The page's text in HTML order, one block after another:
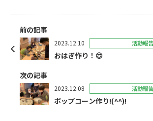
前の記事
2023.12.10 活動報告
おはぎ作り！😍
次の記事
2023.12.08 活動報告
ポップコーン作り!(^^)!